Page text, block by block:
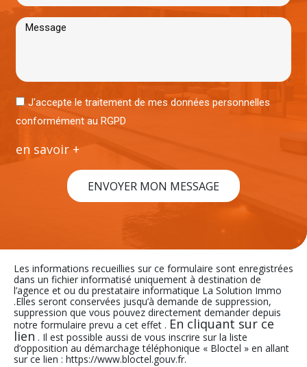
J'accepte le traitement de mes données personnelles
conformément au RGPD
en savoir +
ENVOYER MON MESSAGE
Les informations recueillies sur ce formulaire sont enregistrées
dans un fichier informatisé uniquement à destination de
l’agence et ou du prestataire informatique La Solution Immo
.Elles seront conservées jusqu’à demande de suppression,
suppression que vous pouvez directement demander depuis
notre formulaire prevu a cet effet . En cliquant sur ce
lien . Il est possible aussi de vous inscrire sur la liste
d’opposition au démarchage téléphonique « Bloctel » en allant
sur ce lien : https://www.bloctel.gouv.fr.